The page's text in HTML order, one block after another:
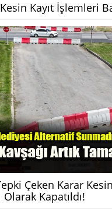
Kayıt İşlemleri
Çeken Karar
Olarak Kapatıldı!